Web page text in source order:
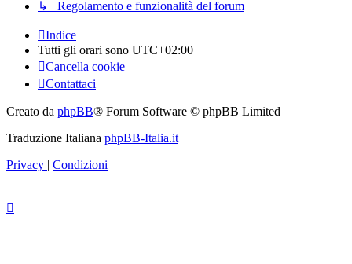
↳ Regolamento e funzionalità del forum
Indice
Tutti gli orari sono UTC+02:00
Cancella cookie
Contattaci
Creato da phpBB® Forum Software © phpBB Limited
Traduzione Italiana phpBB-Italia.it
Privacy | Condizioni